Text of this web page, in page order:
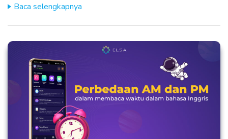
Baca selengkapnya